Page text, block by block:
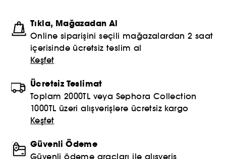
Tıkla, Mağazadan Al
Online siparişini seçili mağazalardan 2 saat
içerisinde ücretsiz teslim al
Keşfet
Ücretsiz Teslimat
Toplam 2000TL veya Sephora Collection
1000TL üzeri alışverişlere ücretsiz kargo
Keşfet
Güvenli Ödeme
Güvenli ödeme araçları ile alışveriş